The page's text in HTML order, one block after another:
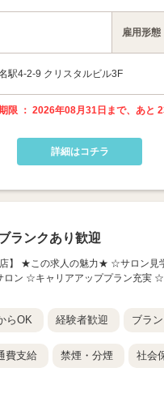
雇用形態
駅4-2-9 クリスタルビル3F
限 ： 2026年08月31日まで、あと
詳細はコチラ
ランクあり歓迎
店】 ★この求人の魅力★ ☆サロン
ロン ☆キャリアアッププラン充実
らOK 経験者歓迎 ブラ
費支給 禁煙・分煙 社会